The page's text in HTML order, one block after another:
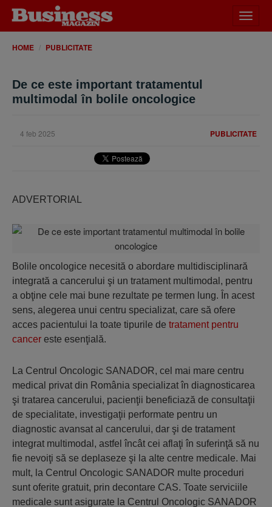
meniu
HOME PUBLICITATE
De ce este important tratamentul
multimodal în bolile oncologice
PUBLICITATE
4 feb 2025
ADVERTORIAL
Bolile oncologice necesită o abordare multidisciplinară
integrată a cancerului şi un tratament multimodal, pentru
a obţine cele mai bune rezultate pe termen lung. În acest
sens, alegerea unui centru specializat, care să ofere
acces pacientului la toate tipurile de tratament pentru
cancer este esenţială.
La Centrul Oncologic SANADOR, cel mai mare centru
medical privat din România specializat în diagnosticarea
şi tratarea cancerului, pacienţii beneficiază de consultaţii
de specialitate, investigaţii performate pentru un
diagnostic avansat al cancerului, dar şi de tratament
integrat multimodal, astfel încât cei aflaţi în suferinţă să nu
fie nevoiţi să se deplaseze şi la alte centre medicale. Mai
mult, la Centrul Oncologic SANADOR multe proceduri
sunt oferite gratuit, prin decontare CAS. Toate serviciile
medicale sunt asigurate la Centrul Oncologic SANADOR